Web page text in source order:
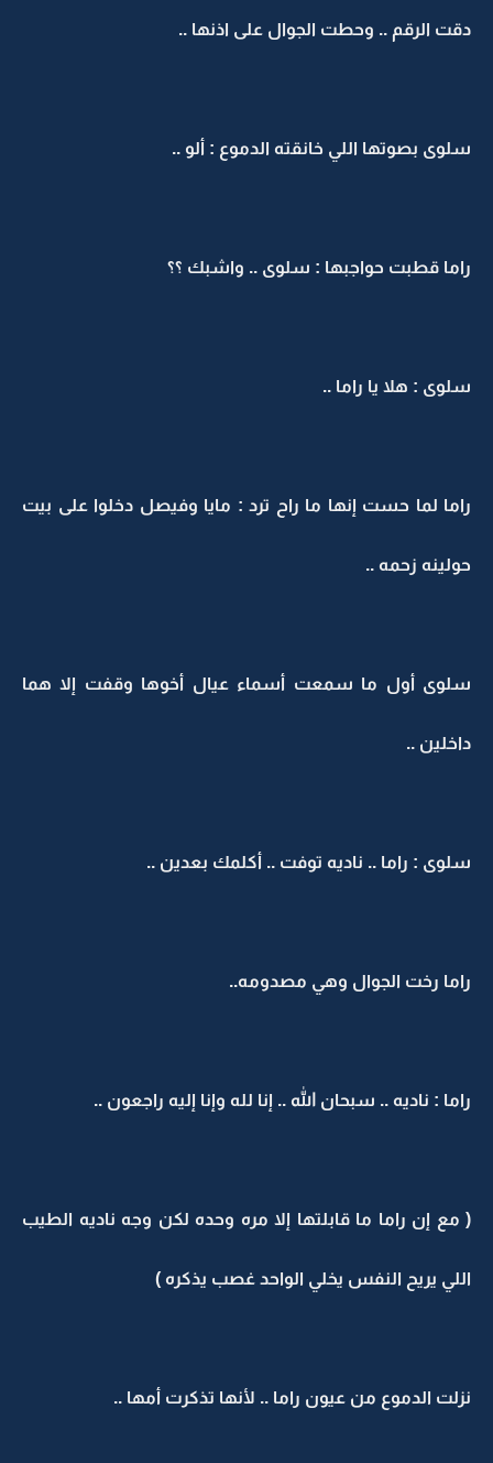
دقت الرقم .. وحطت الجوال على اذنها ..
سلوى بصوتها اللي خانقته الدموع : ألو ..
راما قطبت حواجبها : سلوى .. واشبك ؟؟
سلوى : هلا يا راما ..
راما لما حست إنها ما راح ترد : مايا وفيصل دخلوا على بيت
حولينه زحمه ..
سلوى أول ما سمعت أسماء عيال أخوها وقفت إلا هما
داخلين ..
سلوى : راما .. ناديه توفت .. أكلمك بعدين ..
راما رخت الجوال وهي مصدومه..
راما : ناديه .. سبحان الله .. إنا لله وإنا إليه راجعون ..
( مع إن راما ما قابلتها إلا مره وحده لكن وجه ناديه الطيب
اللي يريح النفس يخلي الواحد غصب يذكره )
نزلت الدموع من عيون راما .. لأنها تذكرت أمها ..